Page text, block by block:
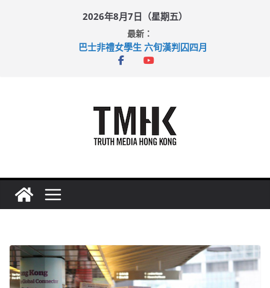
2026年8月7日（星期五）
最新：
巴士非禮女學生 六旬漢判囚四月
涉造假公屋富戶申報表 倉管員准保釋候訊